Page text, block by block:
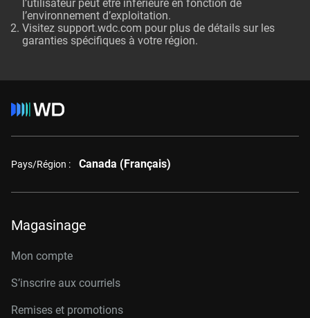
l’utilisateur peut être inférieure en fonction de
l’environnement d’exploitation.
Visitez support.wdc.com pour plus de détails sur les
garanties spécifiques à votre région.
Pays/Région : Canada (Français)
Magasinage
Mon compte
S’inscrire aux courriels
Remises et promotions